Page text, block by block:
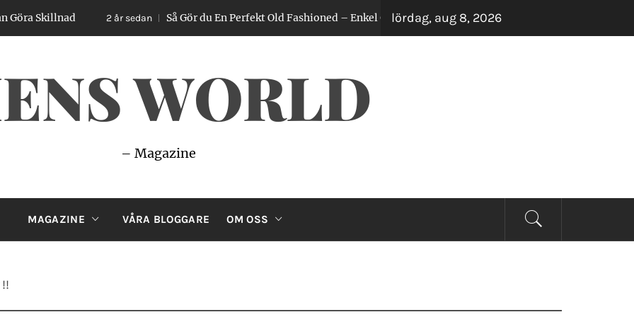
2 år sedan Så Gör du En Perfekt Old Fashioned – Enkel Guide för Alla Whiskeyälskare
lördag, aug 8, 2026
WORLD
– Magazine
MAGAZINE VÅRA BLOGGARE OM OSS